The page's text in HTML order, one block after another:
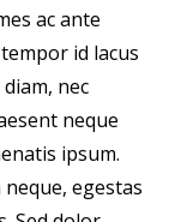
ac ante
id lacus
nec
neque
ipsum.
egestas